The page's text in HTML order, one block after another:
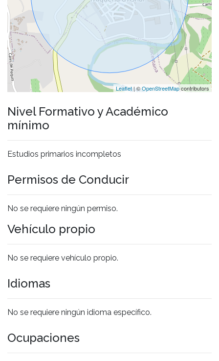
Leaflet| ©OpenStreetMapcontributors
Nivel Formativo y Académico
mínimo
Estudios primarios incompletos
Permisos de Conducir
No se requiere ningún permiso.
Vehículo propio
No se requiere vehículo propio.
Idiomas
No se requiere ningún idioma específico.
Ocupaciones